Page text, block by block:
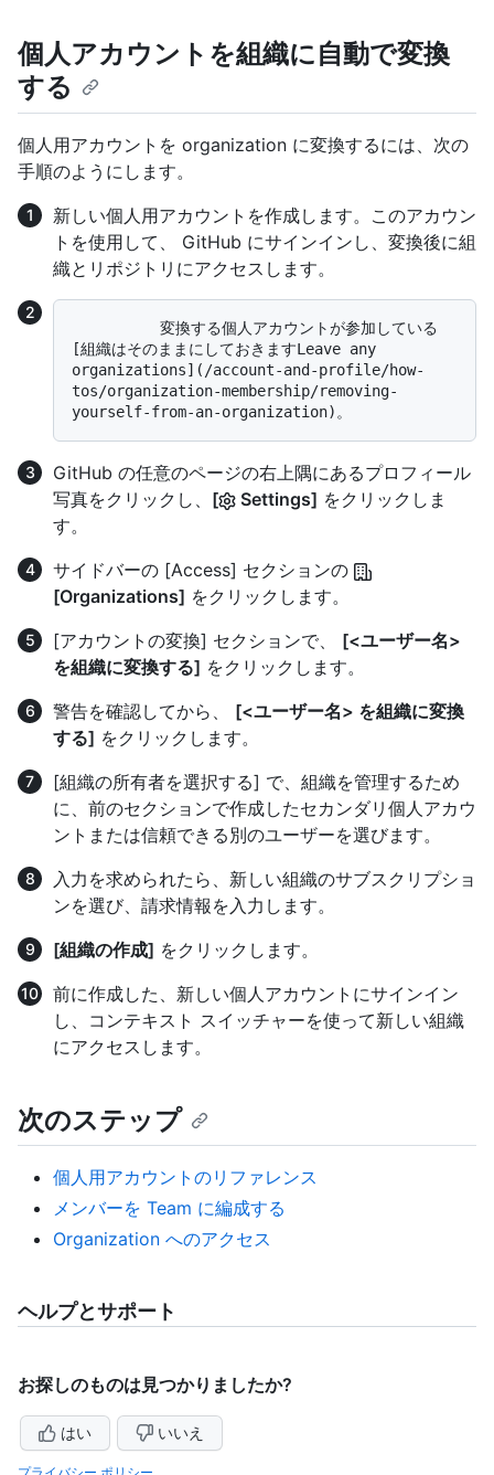
個人アカウントを組織に自動で変換
する
個人用アカウントを organization に変換するには、次の
手順のようにします。
新しい個人用アカウントを作成します。このアカウン
トを使用して、 GitHub にサインインし、変換後に組
織とリポジトリにアクセスします。
[組織はそのままにしておきますLeave any
organizations](/account-and-profile/how-
tos/organization-membership/removing-
GitHub の任意のページの右上隅にあるプロフィール
写真をクリックし、 [ Settings] をクリックしま
す。
サイドバーの [Access] セクションの
[Organizations] をクリックします。
[アカウントの変換] セクションで、 [<ユーザー名>
を組織に変換する] をクリックします。
警告を確認してから、 [<ユーザー名> を組織に変換
する] をクリックします。
[組織の所有者を選択する] で、組織を管理するため
に、前のセクションで作成したセカンダリ個人アカウ
ントまたは信頼できる別のユーザーを選びます。
入力を求められたら、新しい組織のサブスクリプショ
ンを選び、請求情報を入力します。
[組織の作成] をクリックします。
前に作成した、新しい個人アカウントにサインイン
し、コンテキスト スイッチャーを使って新しい組織
にアクセスします。
次のステップ
個人用アカウントのリファレンス
メンバーを Team に編成する
Organization へのアクセス
ヘルプとサポート
お探しのものは見つかりましたか?
はい いいえ